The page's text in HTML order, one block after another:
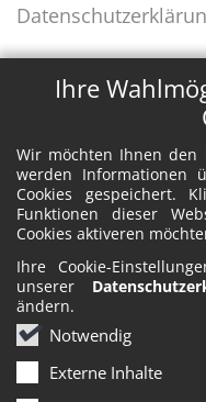
Ihre
Wir möchten Ihnen den
werden Informationen
Cookies gespeichert.
Funktionen dieser
Cookies aktiveren
Ihre Cookie-
unserer
ändern.
Notwendig
Externe Inhalte